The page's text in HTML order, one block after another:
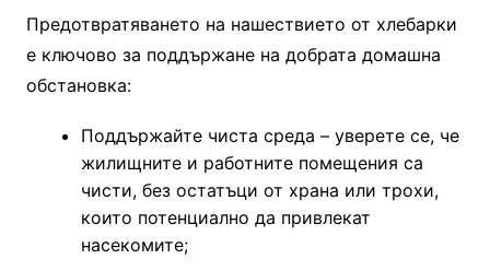
Предотвратяването на нашествието от хлебарки
е ключово за поддържане на добрата домашна
обстановка:
Поддържайте чиста среда – уверете се, че
жилищните и работните помещения са
чисти, без остатъци от храна или трохи,
които потенциално да привлекат
насекомите;